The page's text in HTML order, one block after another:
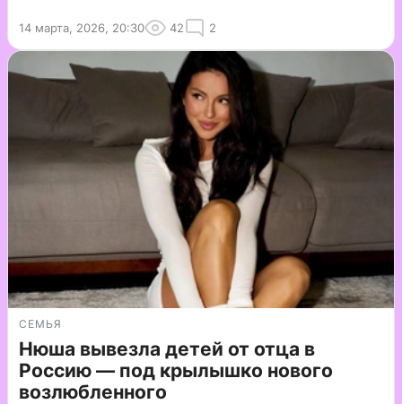
14 марта, 2026, 20:30 42 2
СЕМЬЯ
Нюша вывезла детей от отца в
Россию — под крылышко нового
возлюбленного